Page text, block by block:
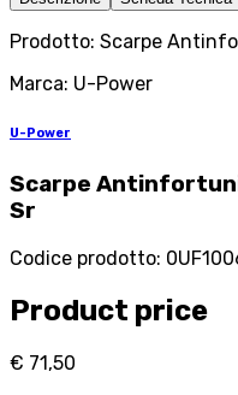
Prodotto: Scarpe
Marca: U-Power
U-Power
Scarpe
Sr
Codice prodotto:
Product price
€ 71,50